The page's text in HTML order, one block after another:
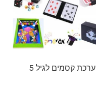
ערכת קסמים לגיל 5